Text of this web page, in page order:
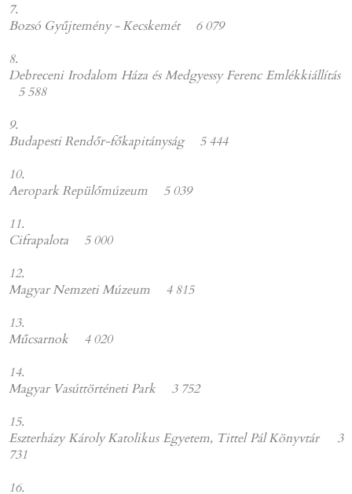
7.
Bozsó Gyűjtemény - Kecskemét 6 079
8.
Debreceni Irodalom Háza és Medgyessy Ferenc Emlékkiállítás
5 588
9.
Budapesti Rendőr-főkapitányság 5 444
10.
Aeropark Repülőmúzeum 5 039
11.
Cifrapalota 5 000
12.
Magyar Nemzeti Múzeum 4 815
13.
Műcsarnok 4 020
14.
Magyar Vasúttörténeti Park 3 752
15.
Eszterházy Károly Katolikus Egyetem, Tittel Pál Könyvtár 3
731
16.